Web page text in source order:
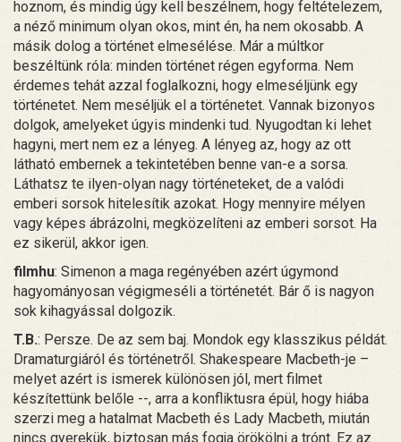
hoznom, és mindig úgy kell beszélnem, hogy feltételezem,
a néző minimum olyan okos, mint én, ha nem okosabb. A
másik dolog a történet elmesélése. Már a múltkor
beszéltünk róla: minden történet régen egyforma. Nem
érdemes tehát azzal foglalkozni, hogy elmeséljünk egy
történetet. Nem meséljük el a történetet. Vannak bizonyos
dolgok, amelyeket úgyis mindenki tud. Nyugodtan ki lehet
hagyni, mert nem ez a lényeg. A lényeg az, hogy az ott
látható embernek a tekintetében benne van-e a sorsa.
Láthatsz te ilyen-olyan nagy történeteket, de a valódi
emberi sorsok hitelesítik azokat. Hogy mennyire mélyen
vagy képes ábrázolni, megközelíteni az emberi sorsot. Ha
ez sikerül, akkor igen.
filmhu: Simenon a maga regényében azért úgymond
hagyományosan végigmeséli a történetét. Bár ő is nagyon
sok kihagyással dolgozik.
T.B.: Persze. De az sem baj. Mondok egy klasszikus példát.
Dramaturgiáról és történetről. Shakespeare Macbeth-je –
melyet azért is ismerek különösen jól, mert filmet
készítettünk belőle --, arra a konfliktusra épül, hogy hiába
szerzi meg a hatalmat Macbeth és Lady Macbeth, miután
nincs gyerekük, biztosan más fogja örökölni a trónt. Ez az